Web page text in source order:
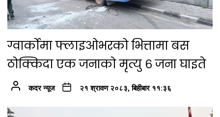
ग्वार्कोमा फ्लाइओभरको भित्तामा बस
ठोक्किदा एक जनाको मृत्यु ६ जना घाइते
कदर न्यूज २१ श्रावण २०८३, बिहीबार ११:३६